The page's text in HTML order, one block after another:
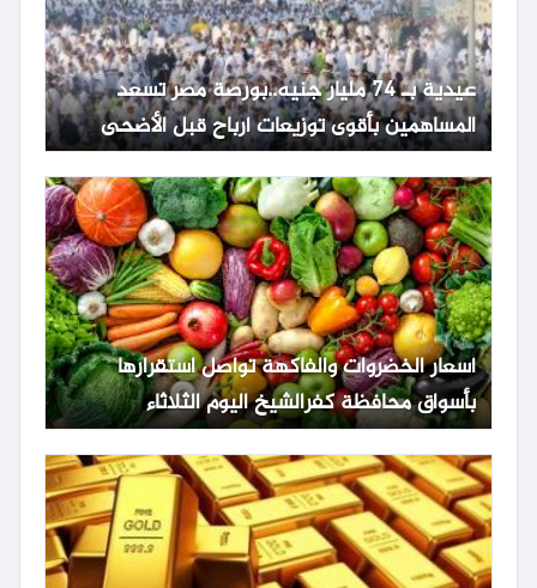
عيدية بـ 74 مليار جنيه..بورصة مصر تسعد
المساهمين بأقوى توزيعات أرباح قبل الأضحى
أسعار الخضروات والفاكهة تواصل استقرارها
بأسواق محافظة كفرالشيخ اليوم الثلاثاء